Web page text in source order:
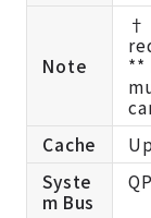
Note
†
**
Cache
Syste
m Bus